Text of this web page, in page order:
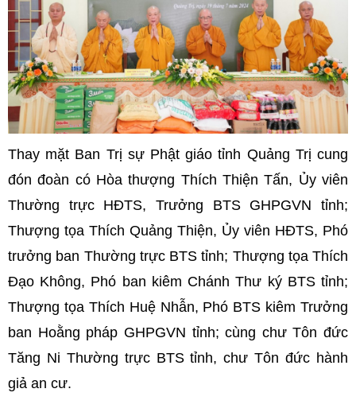
Thay mặt Ban Trị sự Phật giáo tỉnh Quảng Trị cung
đón đoàn có Hòa thượng Thích Thiện Tấn, Ủy viên
Thường trực HĐTS, Trưởng BTS GHPGVN tỉnh;
Thượng tọa Thích Quảng Thiện, Ủy viên HĐTS, Phó
trưởng ban Thường trực BTS tỉnh; Thượng tọa Thích
Đạo Không, Phó ban kiêm Chánh Thư ký BTS tỉnh;
Thượng tọa Thích Huệ Nhẫn, Phó BTS kiêm Trưởng
ban Hoằng pháp GHPGVN tỉnh; cùng chư Tôn đức
Tăng Ni Thường trực BTS tỉnh, chư Tôn đức hành
giả an cư.